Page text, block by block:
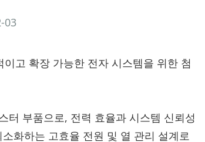
03
고 확장 가능한 전자 시스템을 위한 첨
터 부품으로, 전력 효율과 시스템 신뢰성
화하는 고효율 전원 및 열 관리 설계로